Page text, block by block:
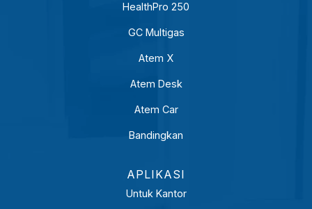
HealthPro 250
GC Multigas
Atem X
Atem Desk
Atem Car
Bandingkan
APLIKASI
Untuk Kantor